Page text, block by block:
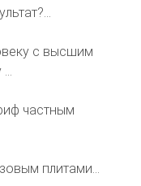
с высшим
частным
плитами...